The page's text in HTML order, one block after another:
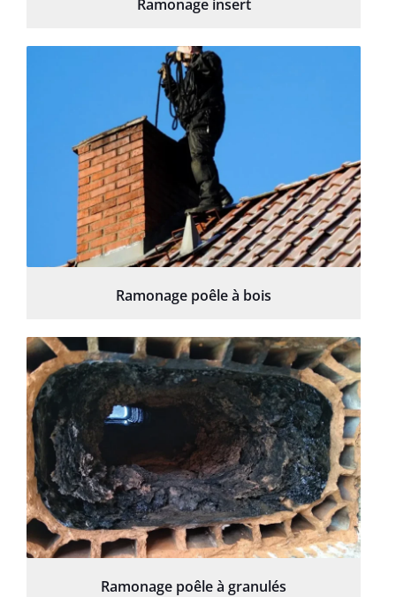
Ramonage insert
Ramonage poêle à bois
Ramonage poêle à granulés